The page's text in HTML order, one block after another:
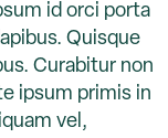
id orci porta
Quisque
Curabitur non
ipsum primis in
vel,